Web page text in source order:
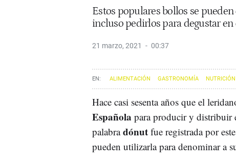
Estos populares bollos se
incluso pedirlos para degustar en
21 marzo, 2021 00:37
ALIMENTACIÓN GASTRONOMÍA NUTRICIÓN
Hace casi sesenta años que el
Española para producir y distribuir
palabradónut fue registrada por
pueden utilizarla para denominar a